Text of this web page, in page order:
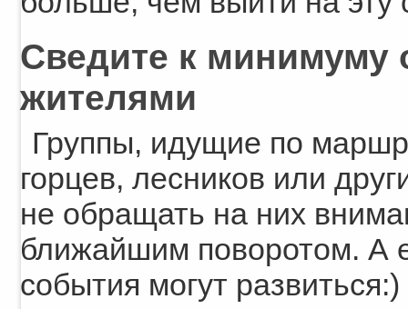
Сведите к
жителями
Группы, идущие по
горцев, лесников или
не обращать на них
ближайшим поворотом. А
события могут развиться:)